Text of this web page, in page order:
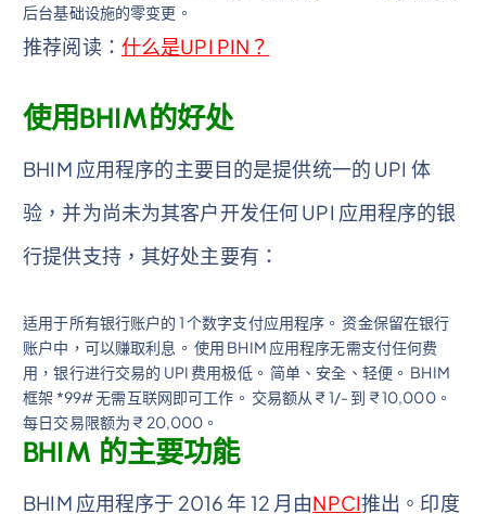
后台基础设施的零变更。
推荐阅读： 什么是UPI PIN？
使用BHIM的好处
BHIM 应用程序的主要目的是提供统一的 UPI 体
验，并为尚未为其客户开发任何 UPI 应用程序的银
行提供支持，其好处主要有：
适用于所有银行账户的 1 个数字支付应用程序。 资金保留在银行
账户中，可以赚取利息。 使用 BHIM 应用程序无需支付任何费
用，银行进行交易的 UPI 费用极低。 简单、安全、轻便。 BHIM
框架 *99# 无需互联网即可工作。 交易额从 ₹ 1/- 到 ₹ 10,000。
每日交易限额为 ₹ 20,000。
BHIM 的主要功能
BHIM 应用程序于 2016 年 12 月由NPCI推出。印度